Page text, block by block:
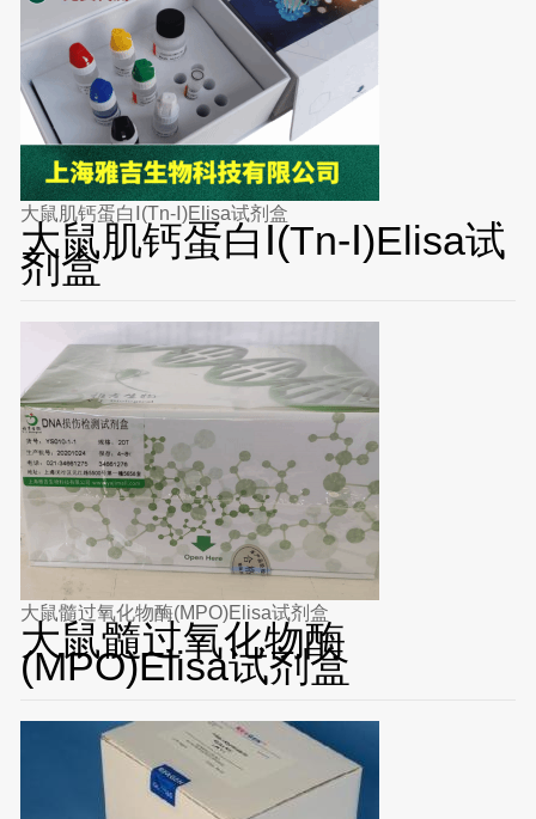
大鼠肌钙蛋白Ⅰ(Tn-Ⅰ)Elisa试剂盒
大鼠肌钙蛋白Ⅰ(Tn-Ⅰ)Elisa试
剂盒
大鼠髓过氧化物酶(MPO)Elisa试剂盒
大鼠髓过氧化物酶
(MPO)Elisa试剂盒